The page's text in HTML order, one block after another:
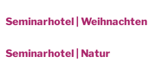
Seminarhotel | Weihnachten
Seminarhotel | Natur